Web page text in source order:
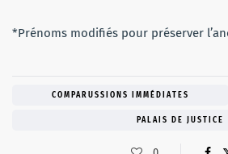
*Prénoms modifiés pour préserver
COMPARUSSIONS IMMÉDIATES
PALAIS DE JUSTICE